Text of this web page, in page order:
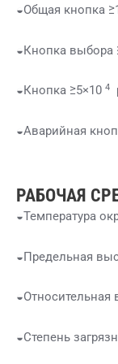
◒Общая кнопка
◒Кнопка выбора
◒Кнопка ≥5×10 4
◒Аварийная
РАБОЧАЯ
◒Температура
◒Предельная
◒Относительная
◒Степень